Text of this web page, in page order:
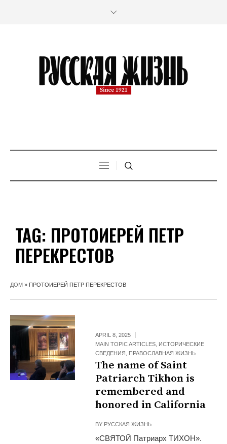
TAG: ПРОТОИЕРЕЙ ПЕТР
ПЕРЕКРЕСТОВ
ДОМ » ПРОТОИЕРЕЙ ПЕТР ПЕРЕКРЕСТОВ
APRIL 8, 2025
MAIN TOPIC ARTICLES ИСТОРИЧЕСКИЕ
СВЕДЕНИЯ
ПРАВОСЛАВНАЯ ЖИЗНЬ
The name of Saint
Patriarch Tikhon is
remembered and
honored in California
BY РУССКАЯ ЖИЗНЬ
«СВЯТОЙ Патриарх ТИХОН».